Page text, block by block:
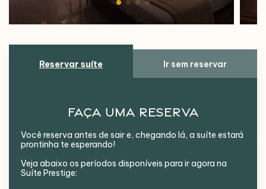
Reservar suíte Ir sem reservar
Faça uma reserva
Você reserva antes de sair e, chegando lá, a suíte estará
prontinha te esperando!
Veja abaixo os períodos disponíveis para ir agora na
Suíte Prestige: